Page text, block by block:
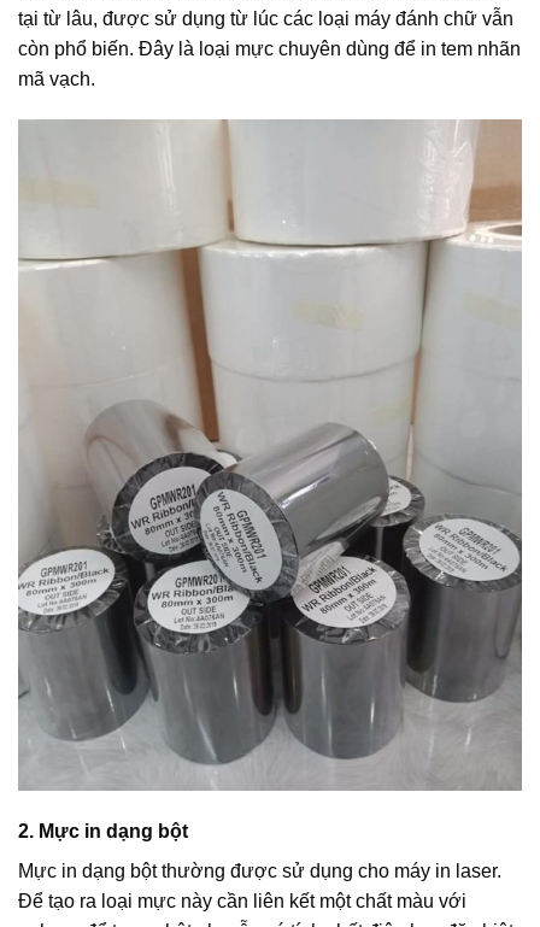
tại từ lâu, được sử dụng từ lúc các loại máy đánh chữ vẫn
còn phổ biến. Đây là loại mực chuyên dùng để in tem nhãn
mã vạch.
2. Mực in dạng bột
Mực in dạng bột thường được sử dụng cho máy in laser.
Để tạo ra loại mực này cần liên kết một chất màu với